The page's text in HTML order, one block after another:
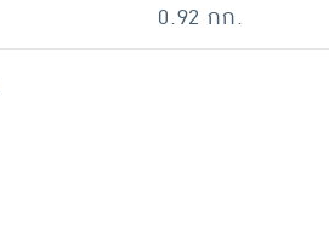
0.92 กก.